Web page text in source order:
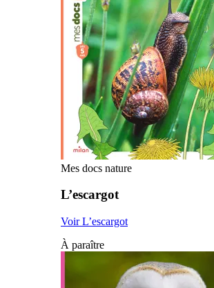
Mes docs nature
L’escargot
Voir L’escargot
À paraître